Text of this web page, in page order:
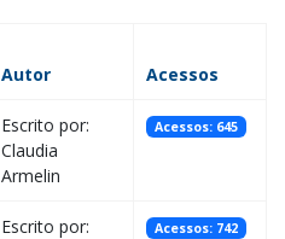
Autor Acessos
Escrito por:
Claudia
Armelin
Acessos: 645
Escrito por:
Acessos: 742